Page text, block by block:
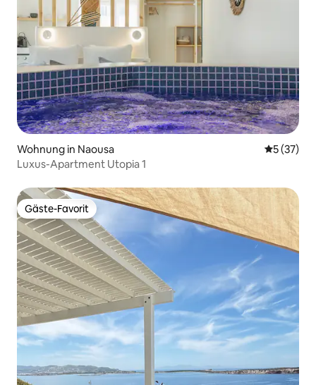
Wohnung in Naousa
5 (37)
Luxus-Apartment Utopia 1
Gäste-Favorit
Gäste-Favorit